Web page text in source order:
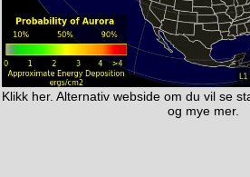
Klikk her. Alternativ websideom du vil se
og mye mer.